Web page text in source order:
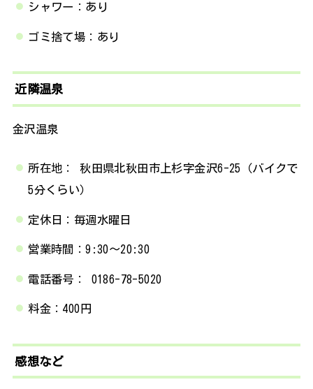
シャワー：あり
ゴミ捨て場：あり
近隣温泉
金沢温泉
所在地： 秋田県北秋田市上杉字金沢6-25（バイクで
5分くらい）
定休日：毎週水曜日
営業時間：9:30～20:30
電話番号： 0186-78-5020
料金：400円
感想など